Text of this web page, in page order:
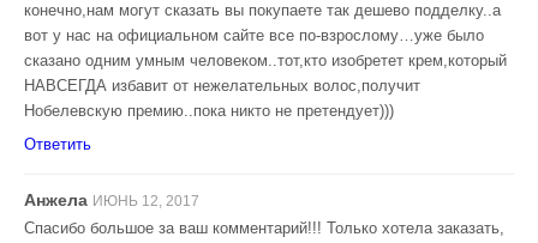
конечно,нам могут сказать вы покупаете так дешево подделку..а
вот у нас на официальном сайте все по-взрослому…уже было
сказано одним умным человеком..тот,кто изобретет крем,который
НАВСЕГДА избавит от нежелательных волос,получит
Нобелевскую премию..пока никто не претендует)))
Ответить
Анжела ИЮНЬ 12, 2017
Спасибо большое за ваш комментарий!!! Только хотела заказать,